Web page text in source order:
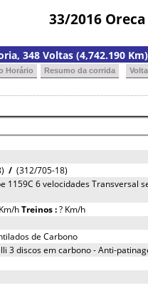
33/2016
348 Voltas (4,742.190
Horário Resumo da corrida
/ (312/705-18)
1159C 6 velocidades Transversal
hTreinos :? Km/h
de Carbono
3 discos em carbono - Anti-